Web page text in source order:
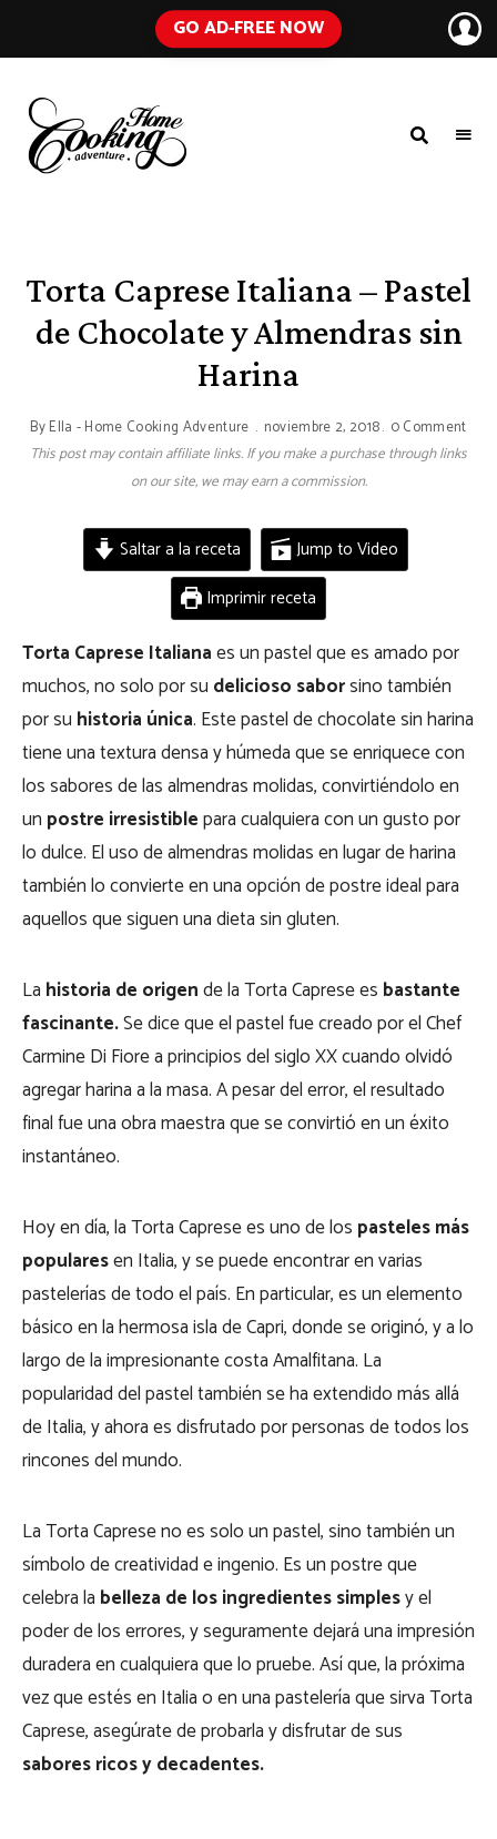
GO AD-FREE NOW
Everyday
Ingredients
Torta Caprese Italiana – Pastel
de Chocolate y Almendras sin
Harina
ByElla - Home Cooking Adventure noviembre 2, 2018 0 Comment
This post may contain affiliate links. If you make a purchase through links
on our site, we may earn a commission.
Saltar a la receta
Jump to Video
Imprimir receta
Torta Caprese Italianaes un pastel que es amado por
muchos, no solo por su delicioso saborsino también
por su historia única. Este pastel de chocolate sin harina
tiene una textura densa y húmeda que se enriquece con
los sabores de las almendras molidas, convirtiéndolo en
un postre irresistiblepara cualquiera con un gusto por
lo dulce. El uso de almendras molidas en lugar de harina
también lo convierte en una opción de postre ideal para
aquellos que siguen una dieta sin gluten.
La historia de origende la Torta Caprese es bastante
fascinante.Se dice que el pastel fue creado por el Chef
Carmine Di Fiore a principios del siglo XX cuando olvidó
agregar harina a la masa. A pesar del error, el resultado
final fue una obra maestra que se convirtió en un éxito
instantáneo.
Hoy en día, la Torta Caprese es uno de los pasteles más
popularesen Italia, y se puede encontrar en varias
pastelerías de todo el país. En particular, es un elemento
básico en la hermosa isla de Capri, donde se originó, y a lo
largo de la impresionante costa Amalfitana. La
popularidad del pastel también se ha extendido más allá
de Italia, y ahora esdisfrutadopor personas de todos los
rincones del mundo.
La Torta Caprese no es solo un pastel, sino también un
símbolo de creatividad e ingenio. Es un postre que
celebra la belleza de los ingredientes simplesy el
poder de los errores, y seguramente dejará una impresión
duradera en cualquiera que lo pruebe. Así que, la próxima
vez que estés en Italia o en una pastelería que sirva Torta
Caprese, asegúrate de probarla y disfrutar de sus
sabores ricos y decadentes.